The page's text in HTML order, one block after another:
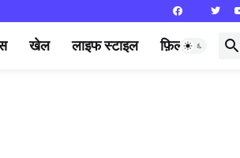
खेल लाइफ स्टाइल फ़िल्मी दुनिया